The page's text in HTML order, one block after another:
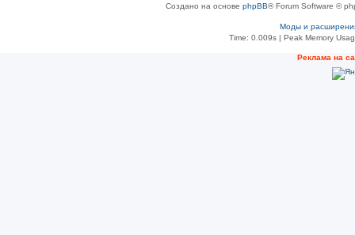
Создано на основе phpBB® Forum Software ©
Моды и
Time: 0.009s| Peak Memory
Рeклама на